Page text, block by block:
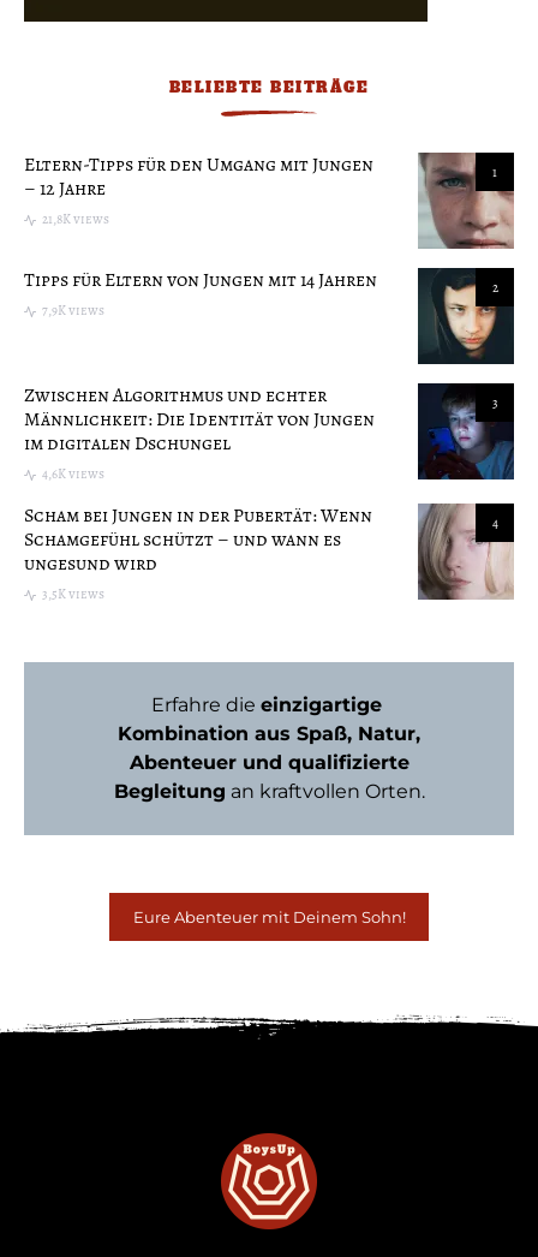
BELIEBTE BEITRÄGE
1
Eltern-Tipps für den Umgang mit Jungen
– 12 Jahre
21,8K views
2
Tipps für Eltern von Jungen mit 14 Jahren
7,9K views
3
Zwischen Algorithmus und echter
Männlichkeit: Die Identität von Jungen
im digitalen Dschungel
4,6K views
4
Scham bei Jungen in der Pubertät: Wenn
Schamgefühl schützt – und wann es
ungesund wird
3,5K views
Erfahre die einzigartige
Kombination aus Spaß, Natur,
Abenteuer und qualifizierte
Begleitung an kraftvollen Orten.
Eure Abenteuer mit Deinem Sohn!